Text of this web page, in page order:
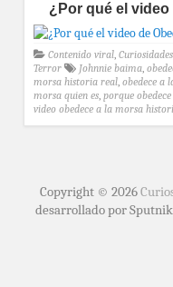
¿Por qué el video
Contenido viral, Curiosidades
Terror
Johnnie baima,
morsa historia real, obedece a
morsa quien es, porque
video obedece a la morsa
Copyright © 2026
desarrollado por